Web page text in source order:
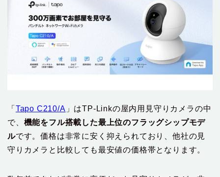
「‎ Tapo C210/A 」はTP-Linkの屋内用見守りカメラの中
で、 機能をフル搭載した最上位のフラッグシップモデ
ルです。価格は非常に安く抑えられており、他社の見
守りカメラと比較しても最安値の価格帯となります。